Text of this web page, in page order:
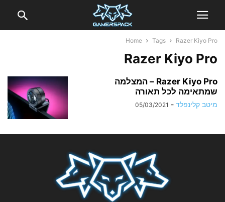
Home Tags Razer Kiyo Pro
Razer Kiyo Pro
Razer Kiyo Pro – המצלמה
שמתאימה לכל תאורה
מיטב קלינפלד -
05/03/2021